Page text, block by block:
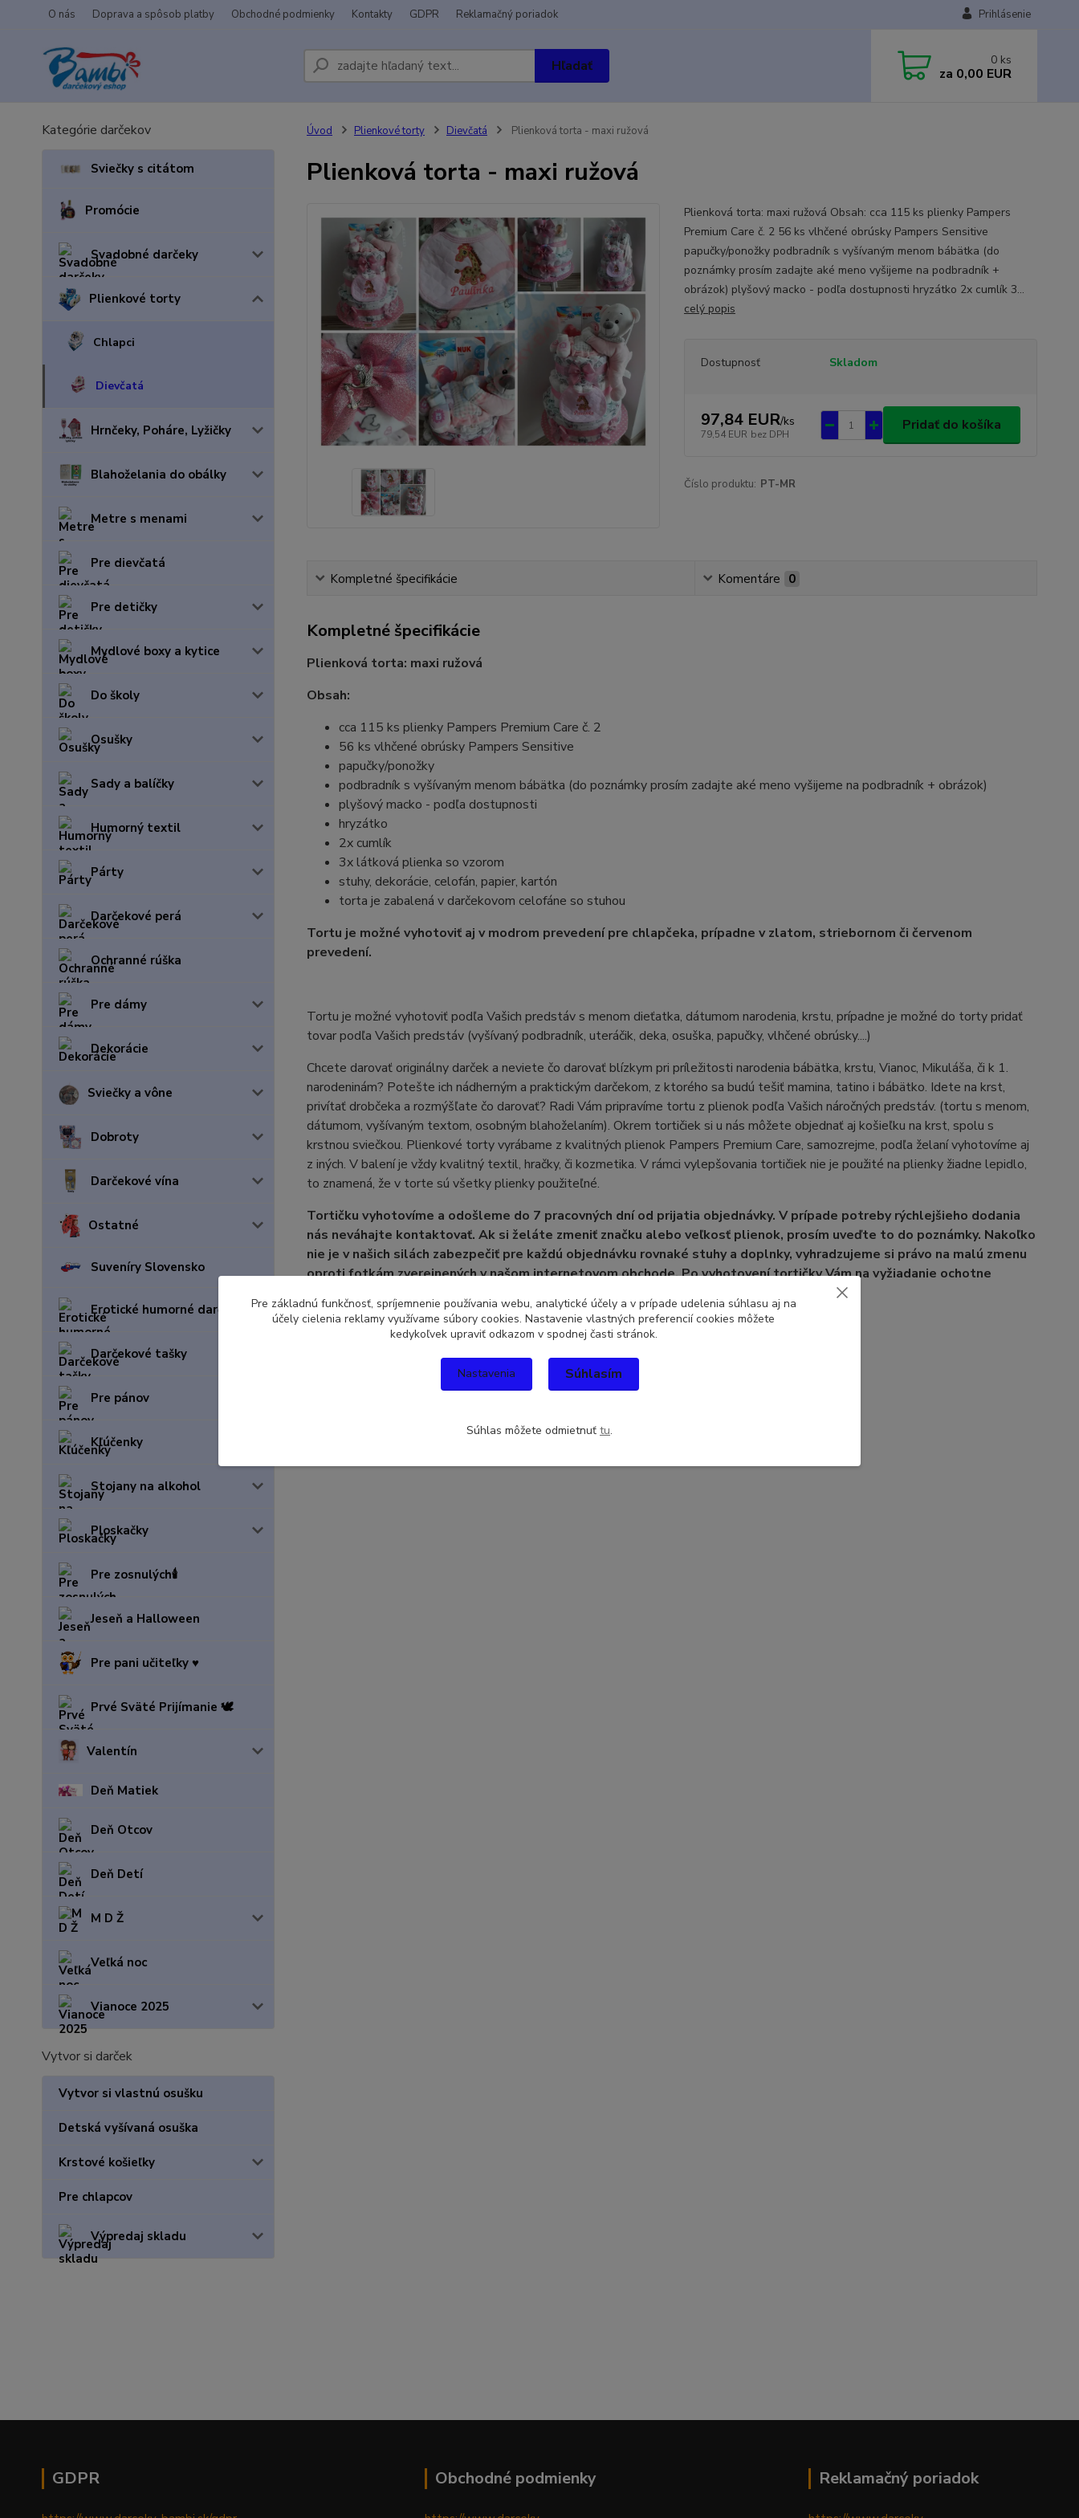
O nás Doprava a spôsob platby Obchodné podmienky Kontakty GDPR Reklamačný poriadok Prihlásenie
Hľadať 0 ks
za 0,00 EUR
Kategórie darčekov
Sviečky s citátom
Promócie
Svadobné darčeky
Plienkové torty
Chlapci
Dievčatá
Hrnčeky, Poháre, Lyžičky
Blahoželania do obálky
Metre s menami
Pre dievčatá
Pre detičky
Mydlové boxy a kytice
Do školy
Osušky
Sady a balíčky
Humorný textil
Párty
Darčekové perá
Ochranné rúška
Pre dámy
Dekorácie
Sviečky a vône
Dobroty
Darčekové vína
Ostatné
Suveníry Slovensko
Erotické humorné darčeky
Darčekové tašky
Pre pánov
Kľúčenky
Stojany na alkohol
Ploskačky
Pre zosnulých🕯️
Jeseň a Halloween
Pre pani učiteľky ♥️
Prvé Sväté Prijímanie 🕊️
Valentín
Deň Matiek
Deň Otcov
Deň Detí
M D Ž
Veľká noc
Vianoce 2025
Vytvor si darček
Vytvor si vlastnú osušku
Detská vyšívaná osuška
Krstové košieľky
Pre chlapcov
Výpredaj skladu
Úvod Plienkové torty Dievčatá Plienková torta - maxi ružová
Plienková torta - maxi ružová
Plienková torta: maxi ružová Obsah: cca 115 ks plienky Pampers
Premium Care č. 2 56 ks vlhčené obrúsky Pampers Sensitive
papučky/ponožky podbradník s vyšívaným menom bábätka (do
poznámky prosím zadajte aké meno vyšijeme na podbradník +
obrázok) plyšový macko - podľa dostupnosti hryzátko 2x cumlík 3...
celý popis
Dostupnosť Skladom
97,84 EUR/ks
79,54 EUR bez DPH
Pridať do košíka
Číslo produktu: PT-MR
Kompletné špecifikácie Komentáre 0
Kompletné špecifikácie
Plienková torta: maxi ružová
Obsah:
cca 115 ks plienky Pampers Premium Care č. 2
56 ks vlhčené obrúsky Pampers Sensitive
papučky/ponožky
podbradník s vyšívaným menom bábätka (do poznámky prosím zadajte aké meno vyšijeme na podbradník + obrázok)
plyšový macko - podľa dostupnosti
hryzátko
2x cumlík
3x látková plienka so vzorom
stuhy, dekorácie, celofán, papier, kartón
torta je zabalená v darčekovom celofáne so stuhou
Tortu je možné vyhotoviť aj v modrom prevedení pre chlapčeka, prípadne v zlatom, striebornom či červenom
prevedení.
Tortu je možné vyhotoviť podľa Vašich predstáv s menom dieťatka, dátumom narodenia, krstu, prípadne je možné do torty pridať
tovar podľa Vašich predstáv (vyšívaný podbradník, uteráčik, deka, osuška, papučky, vlhčené obrúsky....)
Chcete darovať originálny darček a neviete čo darovať blízkym pri príležitosti narodenia bábätka, krstu, Vianoc, Mikuláša, či k 1.
narodeninám? Potešte ich nádherným a praktickým darčekom, z ktorého sa budú tešiť mamina, tatino i bábätko. Idete na krst,
privítať drobčeka a rozmýšľate čo darovať? Radi Vám pripravíme tortu z plienok podľa Vašich náročných predstáv. (tortu s menom,
dátumom, vyšívaným textom, osobným blahoželaním). Okrem tortičiek si u nás môžete objednať aj košieľku na krst, spolu s
krstnou sviečkou. Plienkové torty vyrábame z kvalitných plienok Pampers Premium Care, samozrejme, podľa želaní vyhotovíme aj
z iných. V balení je vždy kvalitný textil, hračky, či kozmetika. V rámci vylepšovania tortičiek nie je použité na plienky žiadne lepidlo,
to znamená, že v torte sú všetky plienky použiteľné.
Tortičku vyhotovíme a odošleme do 7 pracovných dní od prijatia objednávky. V prípade potreby rýchlejšieho dodania
nás neváhajte kontaktovať. Ak si želáte zmeniť značku alebo veľkosť plienok, prosím uveďte to do poznámky. Nakoľko
nie je v našich silách zabezpečiť pre každú objednávku rovnaké stuhy a doplnky, vyhradzujeme si právo na malú zmenu
oproti fotkám zverejnených v našom internetovom obchode. Po vyhotovení tortičky Vám na vyžiadanie ochotne
GDPR Obchodné podmienky Reklamačný poriadok
Pre základnú funkčnosť, spríjemnenie používania webu, analytické účely a v prípade udelenia súhlasu aj na
účely cielenia reklamy využívame súbory cookies. Nastavenie vlastných preferencií cookies môžete
kedykoľvek upraviť odkazom v spodnej časti stránok.
Nastavenia Súhlasím
Súhlas môžete odmietnuť tu.